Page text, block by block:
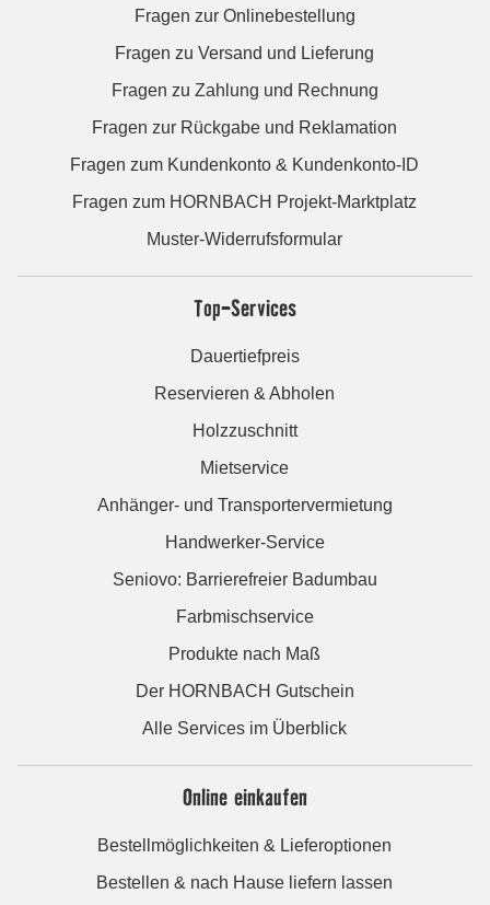
Fragen zur Onlinebestellung
Fragen zu Versand und Lieferung
Fragen zu Zahlung und Rechnung
Fragen zur Rückgabe und Reklamation
Fragen zum Kundenkonto & Kundenkonto-ID
Fragen zum HORNBACH Projekt-Marktplatz
Muster-Widerrufsformular
Top-Services
Dauertiefpreis
Reservieren & Abholen
Holzzuschnitt
Mietservice
Anhänger- und Transportervermietung
Handwerker-Service
Seniovo: Barrierefreier Badumbau
Farbmischservice
Produkte nach Maß
Der HORNBACH Gutschein
Alle Services im Überblick
Online einkaufen
Bestellmöglichkeiten & Lieferoptionen
Bestellen & nach Hause liefern lassen